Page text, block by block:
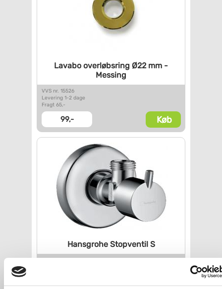
Lavabo overløbsring Ø22 mm -
Messing
VVS nr. 15526
Levering 1-2 dage
Fragt 65,-
99,- Køb
Hansgrohe Stopventil S
VVS nr. 744415104